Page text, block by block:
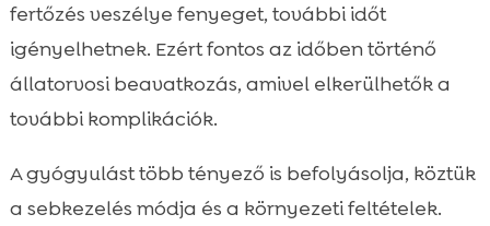
fertőzés veszélye fenyeget, további időt
igényelhetnek. Ezért fontos az időben történő
állatorvosi beavatkozás, amivel elkerülhetők a
további komplikációk.
A gyógyulást több tényező is befolyásolja, köztük
a sebkezelés módja és a környezeti feltételek.